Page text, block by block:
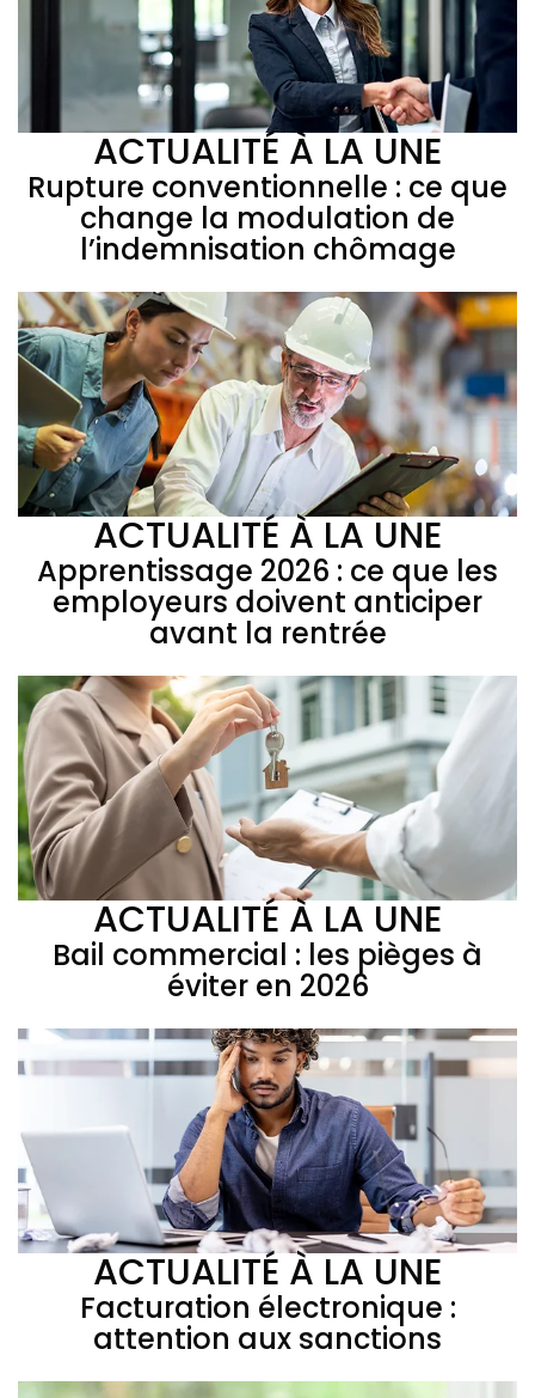
ACTUALITÉ À LA UNE
Rupture conventionnelle : ce que
change la modulation de
l’indemnisation chômage
ACTUALITÉ À LA UNE
Apprentissage 2026 : ce que les
employeurs doivent anticiper
avant la rentrée
ACTUALITÉ À LA UNE
Bail commercial : les pièges à
éviter en 2026
ACTUALITÉ À LA UNE
Facturation électronique :
attention aux sanctions